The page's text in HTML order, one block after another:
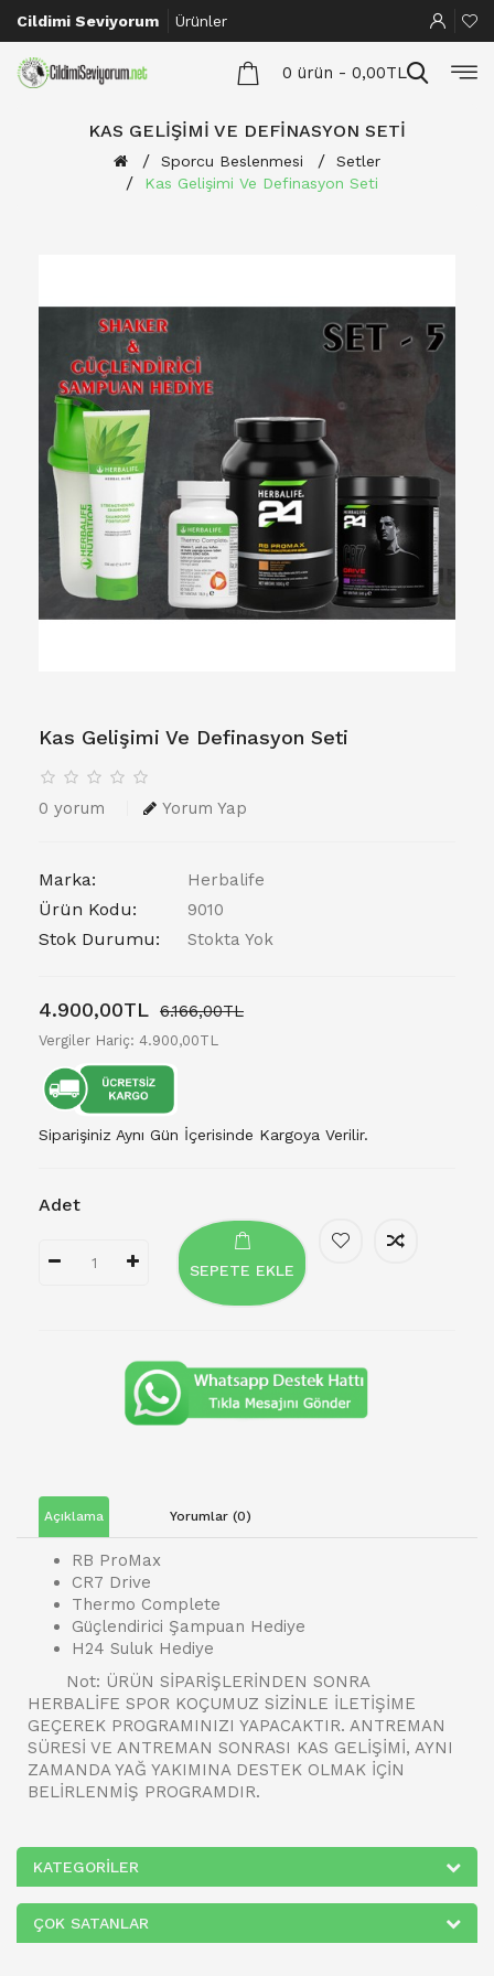
Cildimi Seviyorum Ürünler
0 ürün - 0,00TL
KAS GELIŞIMI VE DEFINASYON SETI
Sporcu Beslenmesi
Setler
Kas Gelişimi Ve Definasyon Seti
Kas Gelişimi Ve Definasyon Seti
0 yorum Yorum Yap
Marka: Herbalife
Ürün Kodu: 9010
Stok Durumu: Stokta Yok
4.900,00TL 6.166,00TL
Vergiler Hariç: 4.900,00TL
Siparişiniz Aynı Gün İçerisinde Kargoya Verilir.
Adet
SEPETE EKLE
Açıklama Yorumlar (0)
RB ProMax
CR7 Drive
Thermo Complete
Güçlendirici Şampuan Hediye
H24 Suluk Hediye
Not: ÜRÜN SİPARİŞLERİNDEN SONRA
HERBALİFE SPOR KOÇUMUZ SİZİNLE İLETİŞİME
GEÇEREK PROGRAMINIZI YAPACAKTIR. ANTREMAN
SÜRESİ VE ANTREMAN SONRASI KAS GELİŞİMİ, AYNI
ZAMANDA YAĞ YAKIMINA DESTEK OLMAK İÇİN
BELİRLENMİŞ PROGRAMDIR.
KATEGORILER
ÇOK SATANLAR